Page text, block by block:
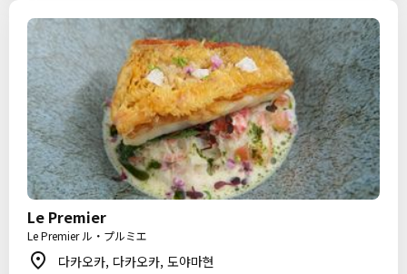
Le Premier
Le Premier ル・プルミエ
다카오카, 다카오카, 도야마현